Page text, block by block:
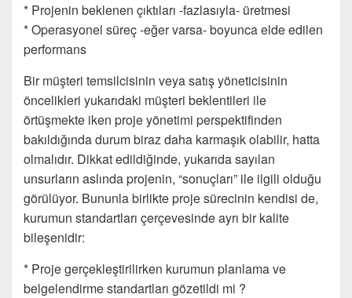
* Projenin beklenen çıktıları -fazlasıyla- üretmesi
* Operasyonel süreç -eğer varsa- boyunca elde edilen
performans
Bir müşteri temsilcisinin veya satış yöneticisinin
öncelikleri yukarıdaki müşteri beklentileri ile
örtüşmekte iken proje yönetimi perspektifinden
bakıldığında durum biraz daha karmaşık olabilir, hatta
olmalıdır. Dikkat edildiğinde, yukarıda sayılan
unsurların aslında projenin, “sonuçları” ile ilgili olduğu
görülüyor. Bununla birlikte proje sürecinin kendisi de,
kurumun standartları çerçevesinde ayrı bir kalite
bileşenidir:
* Proje gerçekleştirilirken kurumun planlama ve
belgelendirme standartları gözetildi mi ?